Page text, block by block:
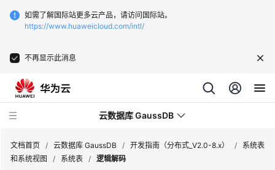
如需了解国际站更多云产品，请访问国际站。
https://www.huaweicloud.com/intl/
不再显示此消息
云数据库 GaussDB
文档首页 / 云数据库 GaussDB / 开发指南（分布式_V2.0-8.x） /
系统表
和系统视图
/ 系统表 / 逻辑解码